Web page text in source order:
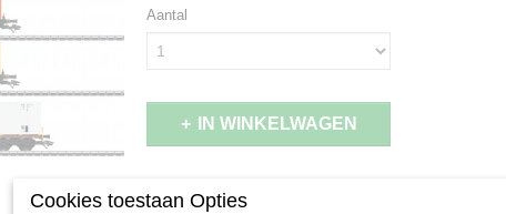
Aantal
IN WINKELWAGEN
Specificaties
Cookies toestaan Opties